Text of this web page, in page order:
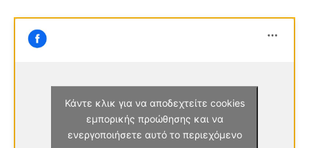
Κάντε κλικ για να αποδεχτείτε cookies
εμπορικής προώθησης και να
ενεργοποιήσετε αυτό το περιεχόμενο